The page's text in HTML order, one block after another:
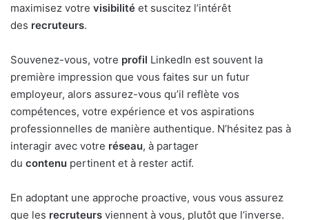
maximisez votre visibilité et suscitez l’intérêt
des recruteurs.
Souvenez-vous, votre profil LinkedIn est souvent la
première impression que vous faites sur un futur
employeur, alors assurez-vous qu’il reflète vos
compétences, votre expérience et vos aspirations
professionnelles de manière authentique. N’hésitez pas à
interagir avec votre réseau, à partager
du contenu pertinent et à rester actif.
En adoptant une approche proactive, vous vous assurez
que les recruteurs viennent à vous, plutôt que l’inverse.